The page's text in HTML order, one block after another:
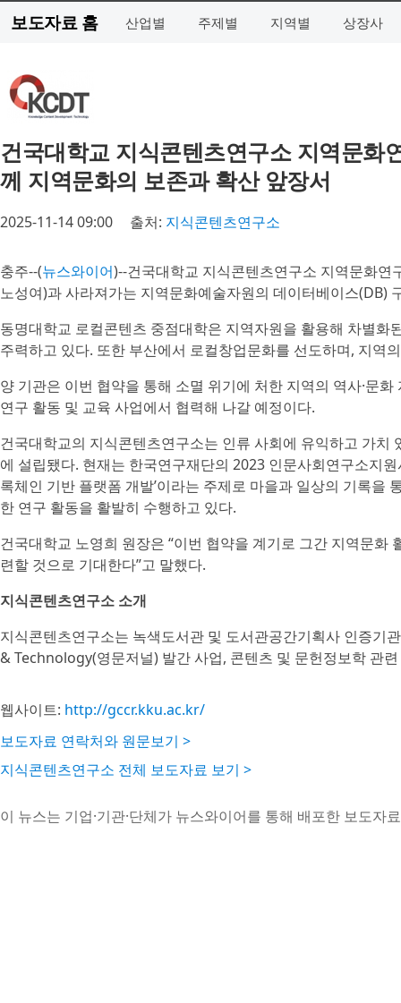
보도자료 홈 산업별 주제별 지역별 상장사
건국대학교 지식콘텐츠연구소 지역문화
께 지역문화의 보존과 확산 앞장서
2025-11-14 09:00 출처: 지식콘텐츠연구소
충주--(뉴스와이어)--건국대학교 지식콘텐츠연구소 지역문화
노성여)과 사라져가는 지역문화예술자원의 데이터베이스(DB)
동명대학교 로컬콘텐츠 중점대학은 지역자원을 활용해 차별
주력하고 있다. 또한 부산에서 로컬창업문화를 선도하며, 지역
양 기관은 이번 협약을 통해 소멸 위기에 처한 지역의 역사·문
연구 활동 및 교육 사업에서 협력해 나갈 예정이다.
건국대학교의 지식콘텐츠연구소는 인류 사회에 유익하고 가
에 설립됐다. 현재는 한국연구재단의 2023 인문사회연구소지
록체인 기반 플랫폼 개발’이라는 주제로 마을과 일상의 기록
한 연구 활동을 활발히 수행하고 있다.
건국대학교 노영희 원장은 “이번 협약을 계기로 그간 지역문
련할 것으로 기대한다”고 말했다.
지식콘텐츠연구소 소개
지식콘텐츠연구소는 녹색도서관 및 도서관공간기획사 인증
& Technology(영문저널) 발간 사업, 콘텐츠 및 문헌정보학 관
웹사이트: http://gccr.kku.ac.kr/
보도자료 연락처와 원문보기 >
지식콘텐츠연구소 전체 보도자료 보기 >
이 뉴스는 기업·기관·단체가 뉴스와이어를 통해 배포한 보도자